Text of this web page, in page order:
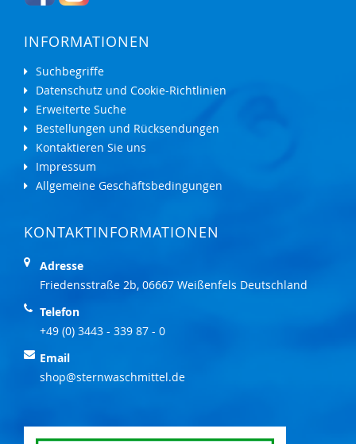
INFORMATIONEN
Suchbegriffe
Datenschutz und Cookie-Richtlinien
Erweiterte Suche
Bestellungen und Rücksendungen
Kontaktieren Sie uns
Impressum
Allgemeine Geschäftsbedingungen
KONTAKTINFORMATIONEN
Adresse
Friedensstraße 2b, 06667 Weißenfels Deutschland
Telefon
+49 (0) 3443 - 339 87 - 0
Email
shop@sternwaschmittel.de